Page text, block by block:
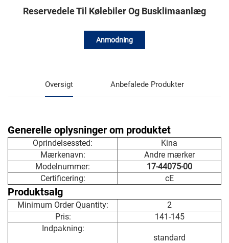
Reservedele Til Kølebiler Og Busklimaanlæg
Anmodning
Oversigt Anbefalede Produkter
Generelle oplysninger om produktet
Oprindelsessted:
Kina
Mærkenavn:
Andre mærker
Modelnummer:
17-44075-00
Certificering:
cE
Produktsalg
Minimum Order Quantity:
2
Pris:
141-145
Indpakning:
standard